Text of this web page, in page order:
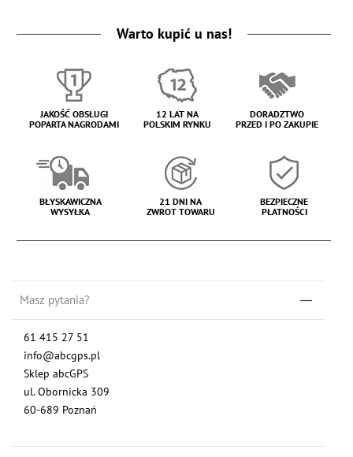
Warto kupić u nas!
JAKOŚĆ OBSŁUGI
POPARTA NAGRODAMI
12 LAT NA
POLSKIM RYNKU
DORADZTWO
PRZED I PO ZAKUPIE
BŁYSKAWICZNA
WYSYŁKA
21 DNI NA
ZWROT TOWARU
BEZPIECZNE
PŁATNOŚCI
Masz pytania?
61 415 27 51
info@abcgps.pl
Sklep abcGPS
ul. Obornicka 309
60-689 Poznań